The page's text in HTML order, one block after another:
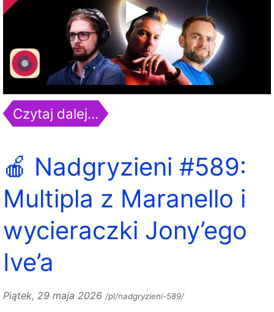
Czytaj dalej…
🍎 Nadgryzieni #589:
Multipla z Maranello i
wycieraczki Jony’ego
Ive’a
Piątek, 29 maja 2026 /pl/nadgryzieni-589/